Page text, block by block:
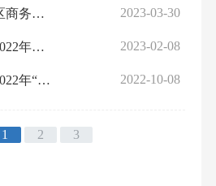
2023年度东西湖区商务局联合抽查计划表 2023-03-30
东西湖区商务局2022年工作总结和2023年工作安排 2023-02-08
东西湖区商务局2022年“双随机、一公开”抽查结果公示 2022-10-08
1 2
3